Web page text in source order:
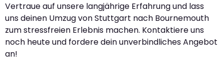
Vertraue auf unsere langjährige Erfahrung und lass
uns deinen Umzug von Stuttgart nach Bournemouth
zum stressfreien Erlebnis machen. Kontaktiere uns
noch heute und fordere dein unverbindliches Angebot
an!